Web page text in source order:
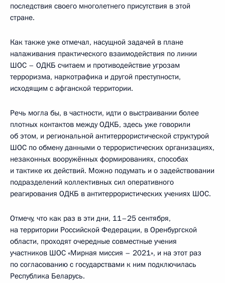
последствия своего многолетнего присутствия в этой
стране.
Как также уже отмечал, насущной задачей в плане
налаживания практического взаимодействия по линии
ШОС – ОДКБ считаем и противодействие угрозам
терроризма, наркотрафика и другой преступности,
исходящим с афганской территории.
Речь могла бы, в частности, идти о выстраивании более
плотных контактов между ОДКБ, здесь уже говорили
об этом, и региональной антитеррористической структурой
ШОС по обмену данными о террористических организациях,
незаконных вооружённых формированиях, способах
и тактике их действий. Можно подумать и о задействовании
подразделений коллективных сил оперативного
реагирования ОДКБ в антитеррористических учениях ШОС.
Отмечу, что как раз в эти дни, 11–25 сентября,
на территории Российской Федерации, в Оренбургской
области, проходят очередные совместные учения
участников ШОС «Мирная миссия – 2021», и на этот раз
по согласованию с государствами к ним подключилась
Республика Беларусь.